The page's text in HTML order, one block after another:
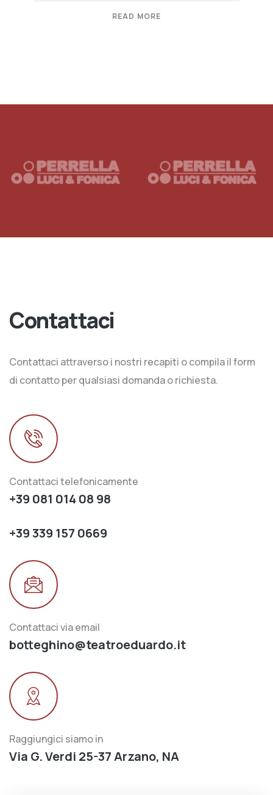
READ MORE
Contattaci
Contattaci attraverso i nostri recapiti o compila il form
di contatto per qualsiasi domanda o richiesta.
Contattaci telefonicamente
+39 081 014 08 98
+39 339 157 0669
Contattaci via email
botteghino@teatroeduardo.it
Raggiungici siamo in
Via G. Verdi 25-37 Arzano, NA